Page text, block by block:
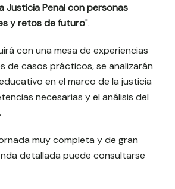
Justicia Penal con personas
y retos de futuro".
con una mesa de experiencias
de casos prácticos, se analizarán
en el marco de la justicia
necesarias y el análisis del
muy completa y de gran
detallada puede consultarse